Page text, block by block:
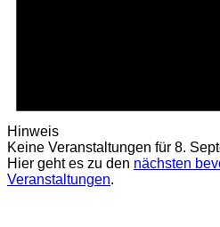
Hinweis
Keine Veranstaltungen für 8.
Hier geht es zu den nächsten
Veranstaltungen.